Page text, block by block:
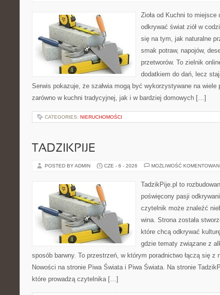
Zioła od Kuchni to
odkrywać świat ziół w
się na tym, jak naturalne
smak potraw, napojów,
przetworów. To zielnik
dodatkiem do dań, lecz
Serwis pokazuje, że szałwia mogą być wykorzystywane na wiele
zarówno w kuchni tradycyjnej, jak i w bardziej domowych […]
CATEGORIES: NIERUCHOMOŚCI
TADZIKPIJE
POSTED BY ADMIN CZE - 6 - 2026 MOŻLIWOŚĆ
TadzikPije.pl to
poświęcony pasji
czytelnik może znaleźć
wina. Strona została
które chcą odkrywać
gdzie tematy związane z
sposób barwny. To przestrzeń, w którym poradnictwo łączą się z
Nowości na stronie Piwa Świata i Piwa Świata. Na stronie
które prowadzą czytelnika […]